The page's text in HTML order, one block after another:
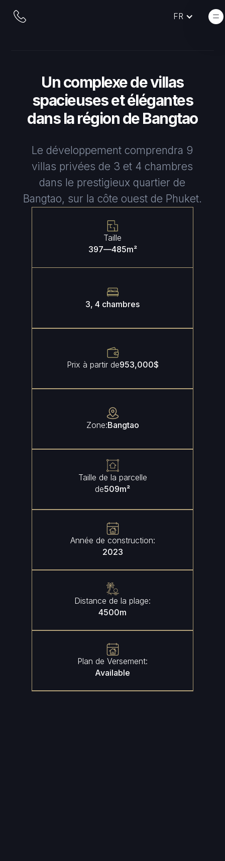
FR
Un complexe de villas
spacieuses et élégantes
dans la région de Bangtao
Le développement comprendra 9
villas privées de 3 et 4 chambres
dans le prestigieux quartier de
Bangtao, sur la côte ouest de Phuket.
Taille
397—485m²
3, 4 chambres
Prix à partir de953,000$
Zone:Bangtao
Taille de la parcelle
de509m²
Année de construction:
2023
Distance de la plage:
4500m
Plan de Versement:
Available